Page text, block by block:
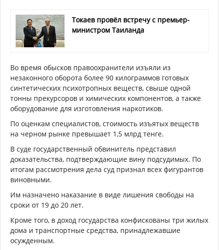
Токаев провёл встречу с премьер-
министром Таиланда
Во время обысков правоохранители изъяли из
незаконного оборота более 90 килограммов готовых
синтетических психотропных веществ, свыше одной
тонны прекурсоров и химических компонентов, а также
оборудование для изготовления наркотиков.
По оценкам специалистов, стоимость изъятых веществ
на черном рынке превышает 1,5 млрд тенге.
В суде государственный обвинитель представил
доказательства, подтверждающие вину подсудимых. По
итогам рассмотрения дела суд признал всех фигурантов
виновными.
Им назначено наказание в виде лишения свободы на
сроки от 19 до 20 лет.
Кроме того, в доход государства конфискованы три жилых
дома и транспортные средства, принадлежавшие
осужденным.